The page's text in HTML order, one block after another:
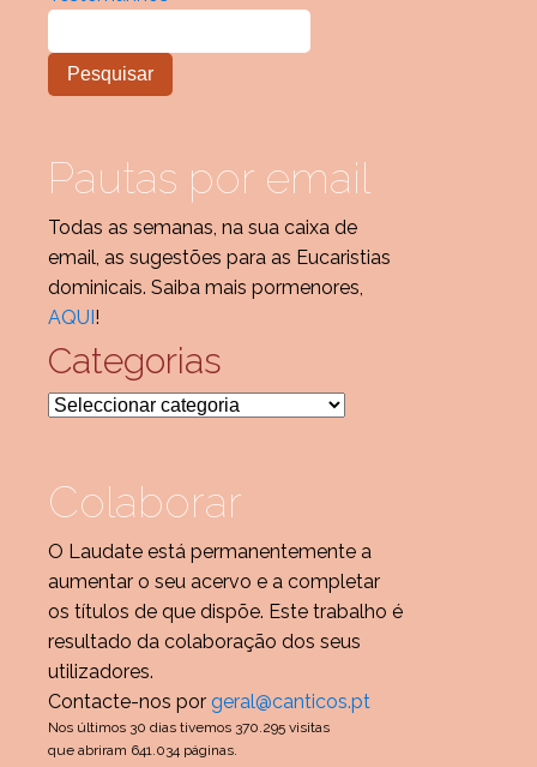
Pautas por email
Todas as semanas, na sua caixa de
email, as sugestões para as Eucaristias
dominicais. Saiba mais pormenores,
AQUI !
Categorias
Categorias
Colaborar
O Laudate está permanentemente a
aumentar o seu acervo e a completar
os títulos de que dispõe. Este trabalho é
resultado da colaboração dos seus
utilizadores.
Contacte-nos por geral@canticos.pt
Nos últimos 30 dias tivemos 370.295 visitas
que abriram 641.034 páginas.